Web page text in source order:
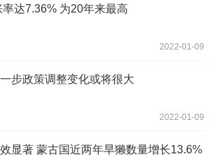
达7.36% 为20年来最高
2022-01-09
步政策调整变化或将很大
2022-01-09
显著 蒙古国近两年旱獭数量增长13.6%